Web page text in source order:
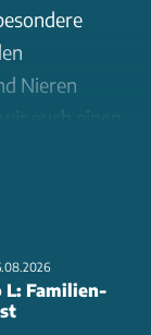
Nieren
euch einen
Modells
welche
V verfolgt.
L: Familien-